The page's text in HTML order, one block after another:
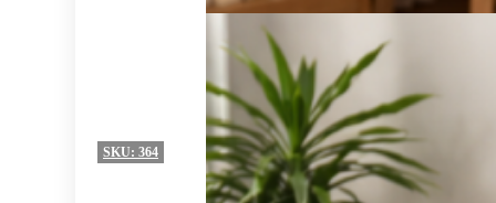
SKU: 364